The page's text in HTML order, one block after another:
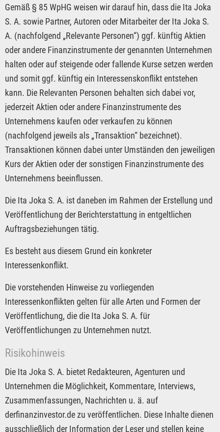
Gemäß § 85 WpHG weisen wir darauf hin, dass die Ita Joka
S. A. sowie Partner, Autoren oder Mitarbeiter der Ita Joka S.
A. (nachfolgend „Relevante Personen“) ggf. künftig Aktien
oder andere Finanzinstrumente der genannten Unternehmen
halten oder auf steigende oder fallende Kurse setzen werden
und somit ggf. künftig ein Interessenskonflikt entstehen
kann. Die Relevanten Personen behalten sich dabei vor,
jederzeit Aktien oder andere Finanzinstrumente des
Unternehmens kaufen oder verkaufen zu können
(nachfolgend jeweils als „Transaktion“ bezeichnet).
Transaktionen können dabei unter Umständen den jeweiligen
Kurs der Aktien oder der sonstigen Finanzinstrumente des
Unternehmens beeinflussen.
Die Ita Joka S. A. ist daneben im Rahmen der Erstellung und
Veröffentlichung der Berichterstattung in entgeltlichen
Auftragsbeziehungen tätig.
Es besteht aus diesem Grund ein konkreter
Interessenkonflikt.
Die vorstehenden Hinweise zu vorliegenden
Interessenkonflikten gelten für alle Arten und Formen der
Veröffentlichung, die die Ita Joka S. A. für
Veröffentlichungen zu Unternehmen nutzt.
Risikohinweis
Die Ita Joka S. A. bietet Redakteuren, Agenturen und
Unternehmen die Möglichkeit, Kommentare, Interviews,
Zusammenfassungen, Nachrichten u. ä. auf
derfinanzinvestor.de zu veröffentlichen. Diese Inhalte dienen
ausschließlich der Information der Leser und stellen keine